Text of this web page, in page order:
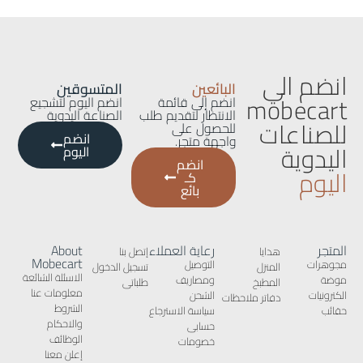
انضم الي
mobecart
للصناعات
اليدوية
اليوم
البائعين
انضم إلى قائمة
الانتظار لتقديم طلب
للحصول على
واجهة متجر.
انضم
كـ
بائع
المتسوقين
انضم اليوم لتشجيع
الصناعة اليدوية
انضم
اليوم
المتجر
مجوهرات
موضة
الكترونيات
حقائب
هدايا
المنزل
المطبخ
دفاتر ملاحظات
رعاية العملاء
التوصيل
ومصاريف
الشحن
سياسة الاسترجاع
حسابى
خصومات
إتصل بنا
تسجيل الدخول
طلباتى
About
Mobecart
الاسئلة الشائعة
معلومات عنا
الشروط
والاحكام
الوظائف
إعلن معنا